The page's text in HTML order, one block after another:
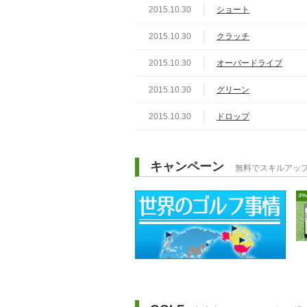
2015.10.30 ショート
2015.10.30 クラッチ
2015.10.30 オーバードライブ
2015.10.30 グリーン
2015.10.30 ドロップ
キャンペーン 無料でスキルアッ